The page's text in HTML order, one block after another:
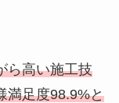
ら高い施工技
満足度98.9%と